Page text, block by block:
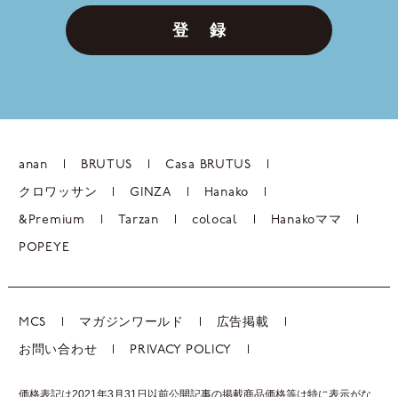
登 録
anan BRUTUS Casa BRUTUS
クロワッサン GINZA Hanako
&Premium Tarzan colocal Hanakoママ
POPEYE
MCS マガジンワールド 広告掲載
お問い合わせ PRIVACY POLICY
価格表記は2021年3月31日以前公開記事の掲載商品価格等は特に表示がな